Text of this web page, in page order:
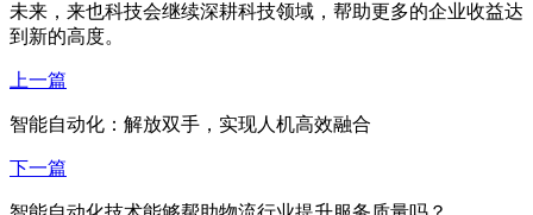
未来，来也科技会继续深耕科技领域，帮助更多的企业收益达
到新的高度。
上一篇
智能自动化：解放双手，实现人机高效融合
下一篇